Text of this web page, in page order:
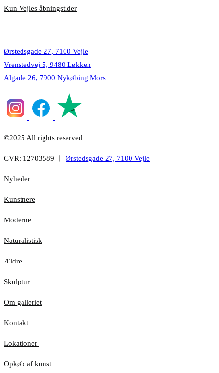
Kun Vejles åbningstider
Ørstedsgade 27, 7100 Vejle
Vrenstedvej 5, 9480 Løkken
Algade 26, 7900 Nykøbing Mors
©2025 All rights reserved
CVR: 12703589 ︱ Ørstedsgade 27, 7100 Vejle
Nyheder
Kunstnere
Moderne
Naturalistisk
Ældre
Skulptur
Om galleriet
Kontakt
Lokationer
Opkøb af kunst